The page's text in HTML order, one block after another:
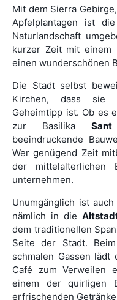
Mit dem Sierra
Apfelplantagen ist
Naturlandschaft
kurzer Zeit mit einem
einen wunderschönen
Die Stadt selbst
Kirchen, dass sie
Geheimtipp ist. Ob es
zur Basilika
beeindruckende
Wer genügend Zeit
der mittelalterlichen
unternehmen.
Unumgänglich ist
nämlich in die
dem traditionellen
Seite der Stadt.
schmalen Gassen
Café zum Verweilen
einem der quirligen
erfrischenden